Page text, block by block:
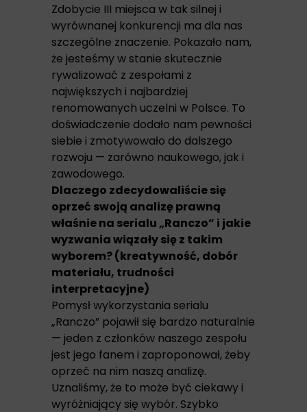
Zdobycie III miejsca w tak silnej i
wyrównanej konkurencji ma dla nas
szczególne znaczenie. Pokazało nam,
że jesteśmy w stanie skutecznie
rywalizować z zespołami z
największych i najbardziej
renomowanych uczelni w Polsce. To
doświadczenie dodało nam pewności
siebie i zmotywowało do dalszego
rozwoju — zarówno naukowego, jak i
zawodowego.
Dlaczego zdecydowaliście się
oprzeć swoją analizę prawną
właśnie na serialu „Ranczo” i jakie
wyzwania wiązały się z takim
wyborem? (kreatywność, dobór
materiału, trudności
interpretacyjne)
Pomysł wykorzystania serialu
„Ranczo” pojawił się bardzo naturalnie
— jeden z członków naszego zespołu
jest jego fanem i zaproponował, żeby
oprzeć na nim naszą analizę.
Uznaliśmy, że to może być ciekawy i
wyróżniający się wybór. Szybko